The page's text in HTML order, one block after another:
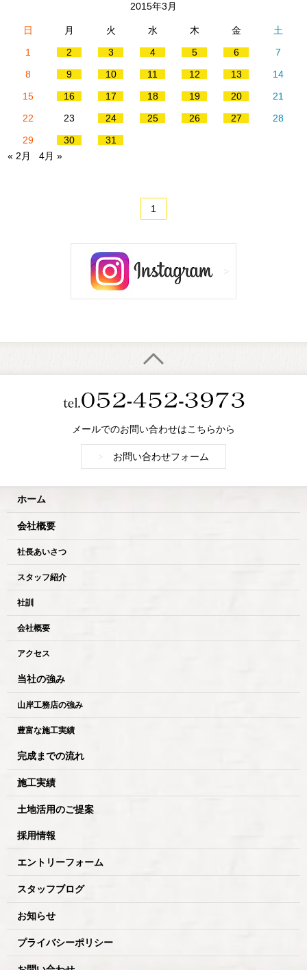
2015年3月
日 月 火 水 木 金
土
1
2 3 4 5 6
7
8
9 10 11 12 13
14
15
16 17 18 19 20
21
22
23 24 25 26 27
28
29
30
31
« 2月
4月 »
1
メールでのお問い合わせはこちらから
お問い合わせフォーム
ホーム
会社概要
社長あいさつ
スタッフ紹介
社訓
会社概要
アクセス
当社の強み
山岸工務店の強み
豊富な施工実績
完成までの流れ
施工実績
土地活用のご提案
採用情報
エントリーフォーム
スタッフブログ
お知らせ
プライバシーポリシー